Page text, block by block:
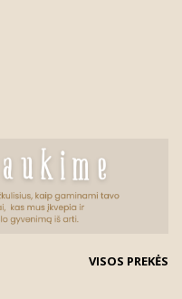
VISOS PREKĖS